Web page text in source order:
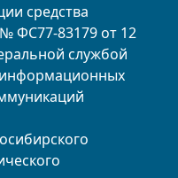
средства
ФС77-83179 от 12
службой
информационных